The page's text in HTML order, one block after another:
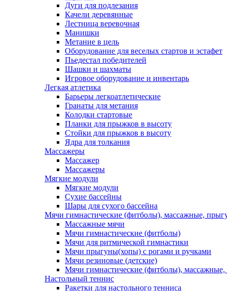
Дуги для подлезания
Качели деревянные
Лестница веревочная
Манишки
Метание в цель
Оборудование для веселых стартов и эстафет
Пьедестал победителей
Шашки и шахматы
Игровое оборудование и инвентарь
Легкая атлетика
Барьеры легкоатлетические
Гранаты для метания
Колодки стартовые
Планки для прыжков в высоту
Стойки для прыжков в высоту
Ядра для толкания
Массажеры
Массажер
Массажеры
Мягкие модули
Мягкие модули
Сухие бассейны
Шары для сухого бассейна
Мячи гимнастические (фитболы), массажные,
Массажные мячи
Мячи гимнастические (фитболы)
Мячи для ритмической гимнастики
Мячи прыгуны(хопы) с рогами и ручками
Мячи резиновые (детские)
Мячи гимнастические (фитболы),
Настольный теннис
Ракетки для настольного тенниса